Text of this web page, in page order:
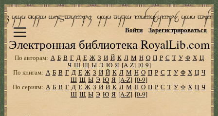
Электронная библиотека RoyalLib.com
Войти Зарегистрироваться
По авторам: А Б В Г Д Е Ж З И Й К Л М Н О П Р С Т У Ф Х Ц
Ч Ш Щ Ы Э Ю Я [A-Z] [0-9]
По книгам: А Б В Г Д Е Ж З И Й К Л М Н О П Р С Т У Ф Х Ц Ч
Ш Щ Ы Э Ю Я [A-Z] [0-9]
По сериям: А Б В Г Д Е Ж З И Й К Л М Н О П Р С Т У Ф Х Ц Ч
Ш Щ Ы Э Ю Я [A-Z] [0-9]